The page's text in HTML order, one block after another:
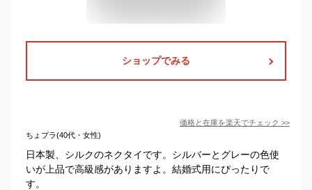
ショップでみる
価格と在庫を楽天でチェック >>
ちょプラ(40代・女性)
日本製、シルクのネクタイです。シルバーとグレーの色使
いが上品で高級感がありますよ。結婚式用にぴったりで
す。